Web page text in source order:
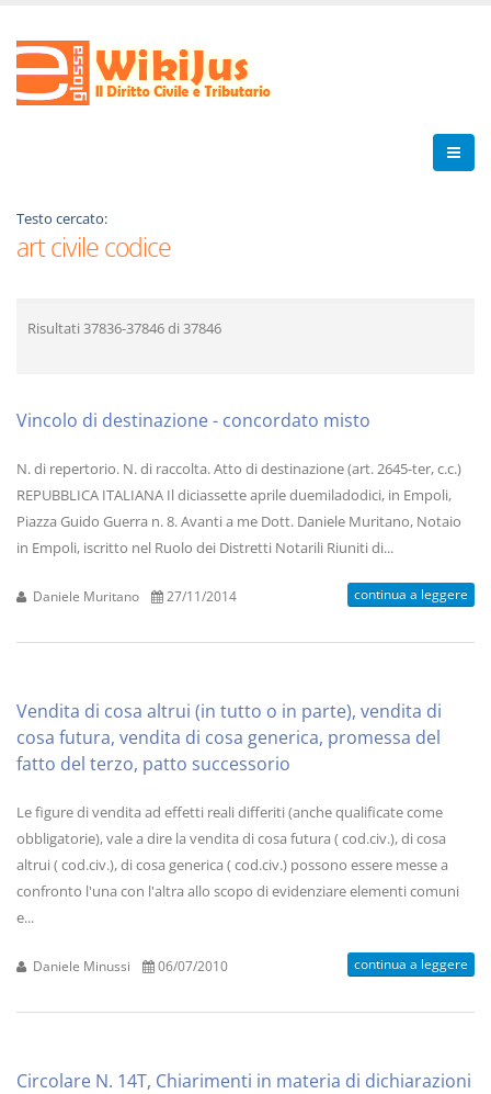
Testo cercato:
art civile codice
Risultati 37836-37846di 37846
Vincolo di destinazione - concordato misto
N. di repertorio. N. di raccolta. Atto di destinazione (art. 2645-ter, c.c.)
REPUBBLICA ITALIANA Il diciassette aprile duemiladodici, in Empoli,
Piazza Guido Guerra n. 8. Avanti a me Dott. Daniele Muritano, Notaio
in Empoli, iscritto nel Ruolo dei Distretti Notarili Riuniti di...
Daniele Muritano 27/11/2014 continua a leggere
Vendita di cosa altrui (in tutto o in parte), vendita di
cosa futura, vendita di cosa generica, promessa del
fatto del terzo, patto successorio
Le figure di vendita ad effetti reali differiti (anche qualificate come
obbligatorie), vale a dire la vendita di cosa futura ( cod.civ.), di cosa
altrui ( cod.civ.), di cosa generica ( cod.civ.) possono essere messe a
confronto l'una con l'altra allo scopo di evidenziare elementi comuni
e...
Daniele Minussi 06/07/2010 continua a leggere
Circolare N. 14T, Chiarimenti in materia di dichiarazioni